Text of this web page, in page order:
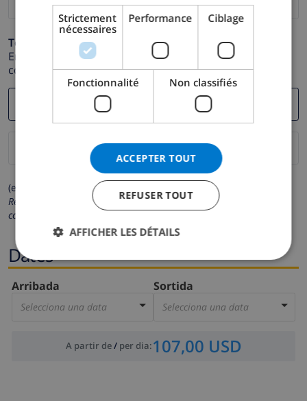
Telèfon *
En cas que la direcció de correu electrònic no funcioni
correctament.
(els camps marcats amb * són obligatoris)
Respectem la teva privacitat. Les teves dades personals no es
compartiran amb tercers.
Dates
Arribada
Selecciona una data
Sortida
Selecciona una data
A partir de/ per dia:107,00 USD
DANISH
Strictement
nécessaires
Performance Ciblage
Fonctionnalité Non classifiés
ACCEPTER TOUT
REFUSER TOUT
AFFICHER LES DÉTAILS